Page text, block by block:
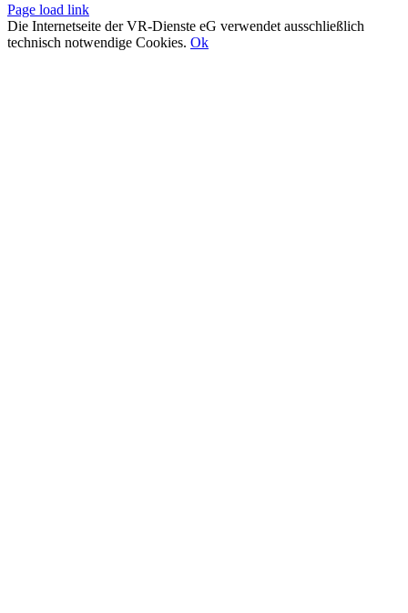
Page load link
Die Internetseite der VR-Dienste eG verwendet ausschließlich
technisch notwendige Cookies. Ok